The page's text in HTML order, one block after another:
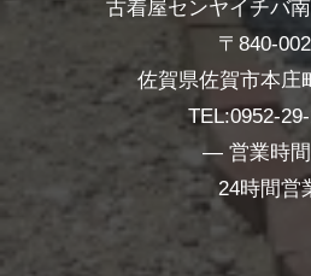
古着屋センヤイチバ
〒840-
佐賀県佐賀市本庄
TEL:0952-
― 営業時
24時間営